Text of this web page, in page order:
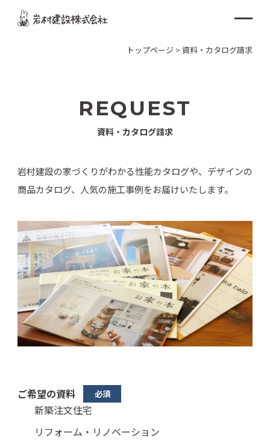
トップページ >資料・カタログ請求
REQUEST
資料・カタログ請求
岩村建設の家づくりがわかる性能カタログや、デザインの
商品カタログ、人気の施工事例をお届けいたします。
ご希望の資料
新築注文住宅
リフォーム・リノベーション